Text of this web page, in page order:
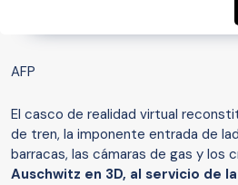
AFP
El casco de realidad virtual
de tren, la imponente entrada de
barracas, las cámaras de gas y los
Auschwitz en 3D, al servicio de